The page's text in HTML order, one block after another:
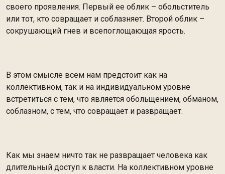
своего проявления. Первый ее облик – обольститель
или тот, кто совращает и соблазняет. Второй облик –
сокрушающий гнев и всепоглощающая ярость.
В этом смысле всем нам предстоит как на
коллективном, так и на индивидуальном уровне
встретиться с тем, что является обольщением, обманом,
соблазном, с тем, что совращает и развращает.
Как мы знаем ничто так не развращает человека как
длительный доступ к власти. На коллективном уровне